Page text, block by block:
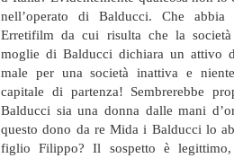
nell’operato di Balducci. Che
Erretifilm da cui risulta che la società
moglie di Balducci dichiara un attivo
male per una società inattiva e
capitale di partenza! Sembrerebbe
Balducci sia una donna dalle mani
questo dono da re Mida i Balducci lo
figlio Filippo? Il sospetto è